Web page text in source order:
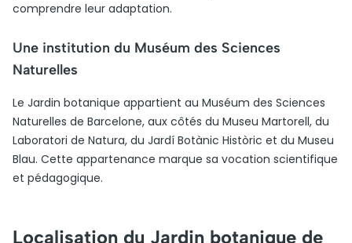
comprendre leur adaptation.
Une institution du Muséum des Sciences
Naturelles
Le Jardin botanique appartient au Muséum des Sciences
Naturelles de Barcelone, aux côtés du Museu Martorell, du
Laboratori de Natura, du Jardí Botànic Històric et du Museu
Blau. Cette appartenance marque sa vocation scientifique
et pédagogique.
Localisation du Jardin botanique de